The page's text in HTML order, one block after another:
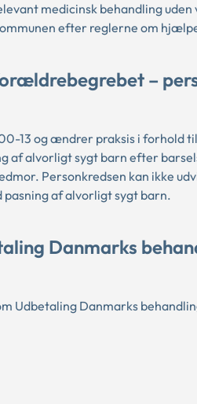
medicinsk behandling
efter reglerne om
–
13 og ændrer praksis i forhold
af alvorligt sygt barn efter
Personkredsen kan ikke
af alvorligt sygt barn.
Danmarks
Udbetaling Danmarks